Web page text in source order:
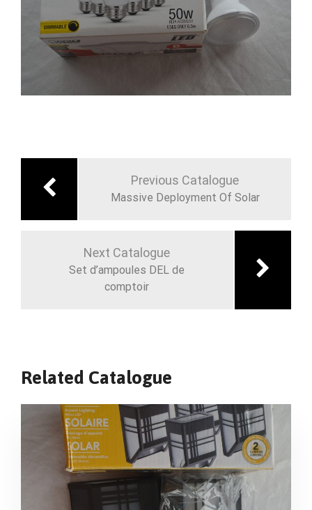
l’article
Previous Catalogue
Massive Deployment Of Solar
Next Catalogue
Set d’ampoules DEL de
comptoir
Related Catalogue